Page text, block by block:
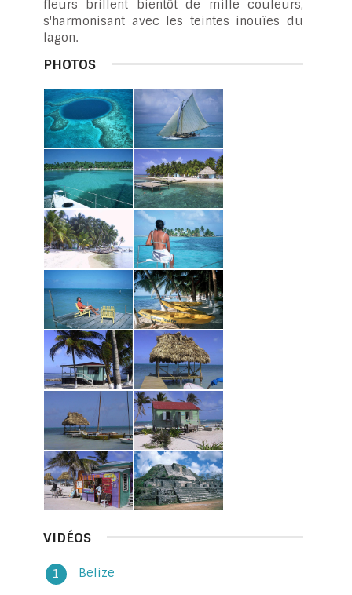
fleurs brillent bientôt de mille couleurs,
s'harmonisant avec les teintes inouïes du
lagon.
PHOTOS
VIDÉOS
Belize